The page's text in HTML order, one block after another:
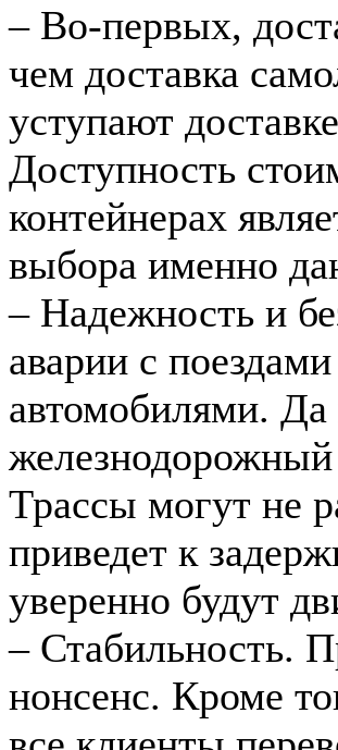
– Во-первых,
чем доставка
уступают
Доступность
контейнерах
выбора именно
– Надежность и
аварии с
автомобилями.
железнодорожный
Трассы могут не
приведет к
уверенно будут
– Стабильность.
нонсенс. Кроме